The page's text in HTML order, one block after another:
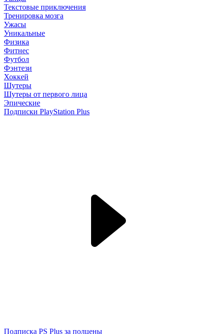
Текстовые приключения
Тренировка мозга
Ужасы
Уникальные
Физика
Фитнес
Футбол
Фэнтези
Хоккей
Шутеры
Шутеры от первого лица
Эпические
Подписки PlayStation Plus
Подписка PS Plus за полцены